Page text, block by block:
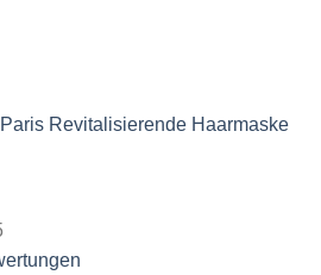
Revitalisierende Haarmaske